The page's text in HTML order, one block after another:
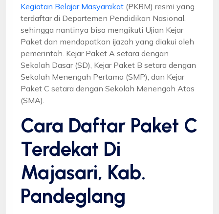
Kegiatan Belajar Masyarakat (PKBM) resmi yang
terdaftar di Departemen Pendidikan Nasional,
sehingga nantinya bisa mengikuti Ujian Kejar
Paket dan mendapatkan ijazah yang diakui oleh
pemerintah. Kejar Paket A setara dengan
Sekolah Dasar (SD), Kejar Paket B setara dengan
Sekolah Menengah Pertama (SMP), dan Kejar
Paket C setara dengan Sekolah Menengah Atas
(SMA).
Cara Daftar Paket C
Terdekat Di
Majasari, Kab.
Pandeglang